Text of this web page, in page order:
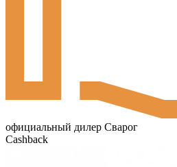
официальный дилер Сварог
Cashback